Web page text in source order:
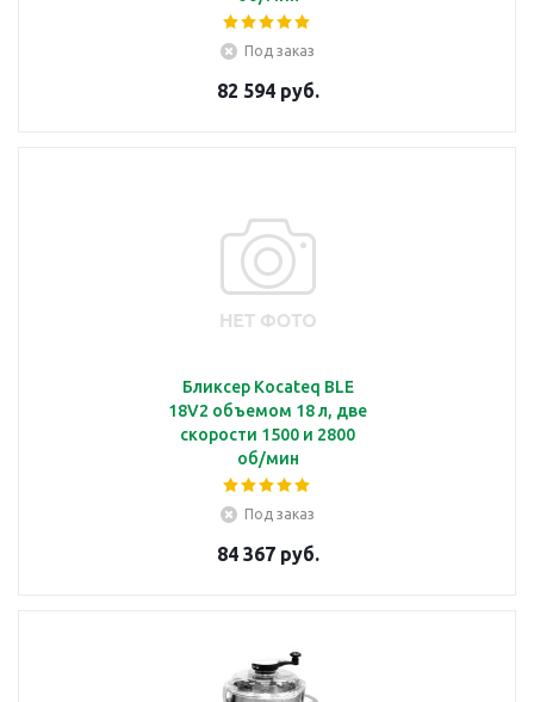
Под заказ
82 594 руб.
Бликсер Kocateq BLE
18V2 объемом 18 л, две
скорости 1500 и 2800
об/мин
Под заказ
84 367 руб.